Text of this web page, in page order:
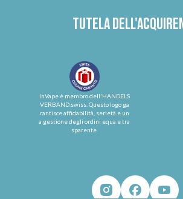
Tutela
InVape è membro dell'HANDELS
VERBAND.swiss. Questo logo ga
rantisce affidabilità, serietà e un
a gestione degli ordini equa e tra
sparente.